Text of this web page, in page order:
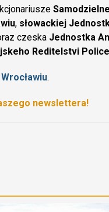
, słowackiej
czeska Jednostka
Reditelstvi
.
newslettera!